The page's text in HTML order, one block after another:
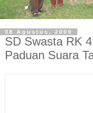
08 Agustus, 2009
SD Swasta RK
Paduan Suara